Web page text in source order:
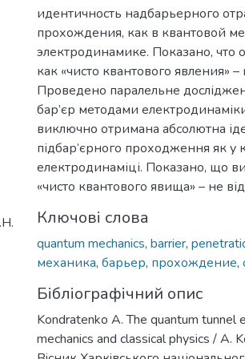
идентичность надбарьерного
прохождения, как в квантовой
электродинамике. Показано,
как «чисто квантового явления»
Проведено паралельне
бар’єр методами
виключно отримана абсолютна
підбар’єрного проходження як у
електродинаміці. Показано, що
«чисто квантового явища» – не
Ключові слова
quantum mechanics, barrier,
механика, барьер, прохождение,
Бібліографічний опис
Kondratenko A. The quantum
mechanics and classical physics / A.